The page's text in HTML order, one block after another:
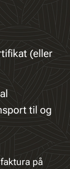
(eller
til og
på